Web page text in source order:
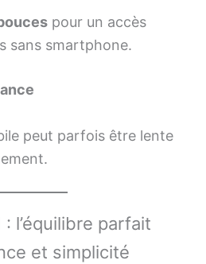
pour un accès
sans smartphone.
peut parfois être lente
l’équilibre parfait
et simplicité